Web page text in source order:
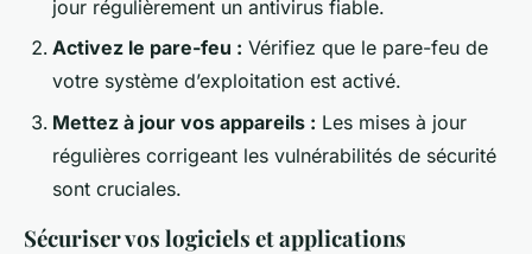
jour régulièrement un antivirus fiable.
Activez le pare-feu : Vérifiez que le pare-feu de
votre système d’exploitation est activé.
Mettez à jour vos appareils : Les mises à jour
régulières corrigeant les vulnérabilités de sécurité
sont cruciales.
Sécuriser vos logiciels et applications